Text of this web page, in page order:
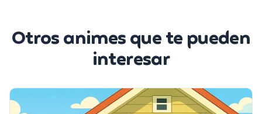
Otros animes que te pueden
interesar